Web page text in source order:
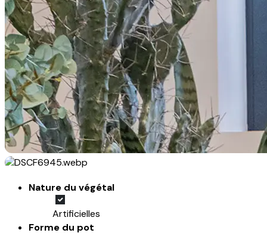
Nature du végétal
Artificielles
Forme du pot